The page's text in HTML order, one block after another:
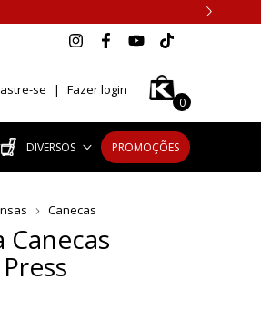
se | Fazer login
0
DIVERSOS PROMOÇÕES
Canecas
Canecas